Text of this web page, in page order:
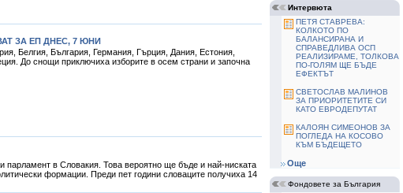
ЗА ЕП ДНЕС, 7 ЮНИ
Белгия, България, Германия, Гърция, Дания, Естония,
До снощи приключиха изборите в осем страни и започна
парламент в Словакия. Това вероятно ще бъде и най-ниската
формации. Преди пет години словаците получиха 14
Интервюта
ПЕТЯ СТАВРЕВА:
КОЛКОТО ПО
БАЛАНСИРАНА И
СПРАВЕДЛИВА ОСП
РЕАЛИЗИРАМЕ, ТОЛКОВА
ПО-ГОЛЯМ ЩЕ БЪДЕ
ЕФЕКТЪТ
СВЕТОСЛАВ МАЛИНОВ
ЗА ПРИОРИТЕТИТЕ СИ
КАТО ЕВРОДЕПУТАТ
КАЛОЯН СИМЕОНОВ ЗА
ПОГЛЕДА НА КОСОВО
КЪМ БЪДЕЩЕТО
Още
Фондовете за България